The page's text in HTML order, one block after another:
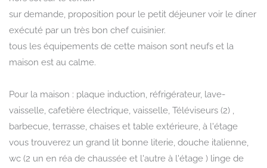
sur demande, proposition pour le petit déjeuner voir le diner
exécuté par un très bon chef cuisinier.
tous les équipements de cette maison sont neufs et la
maison est au calme.
Pour la maison : plaque induction, réfrigérateur, lave-
vaisselle, cafetière électrique, vaisselle, Téléviseurs (2) ,
barbecue, terrasse, chaises et table extérieure, à l'étage
vous trouverez un grand lit bonne literie, douche italienne,
wc (2 un en réa de chaussée et l'autre à l'étage ) linge de